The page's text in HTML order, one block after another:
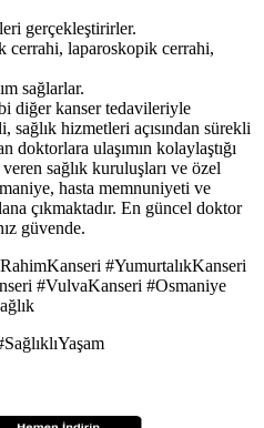
gerçekleştirirler.
laparoskopik cerrahi,
sağlarlar.
diğer kanser tedavileriyle
sağlık hizmetleri açısından sürekli
doktorlara ulaşımın kolaylaştığı
sağlık kuruluşları ve özel
hasta memnuniyeti ve
çıkmaktadır. En güncel doktor
güvende.
#YumurtalıkKanseri
#VulvaKanseri #Osmaniye